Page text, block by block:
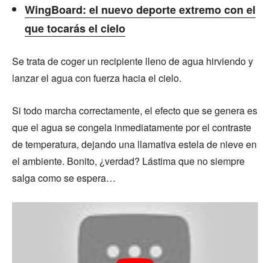
WingBoard: el nuevo deporte extremo con el
que tocarás el cielo
Se trata de coger un recipiente lleno de agua hirviendo y
lanzar el agua con fuerza hacia el cielo.
Si todo marcha correctamente, el efecto que se genera es
que el agua se congela inmediatamente por el contraste
de temperatura, dejando una llamativa estela de nieve en
el ambiente. Bonito, ¿verdad? Lástima que no siempre
salga como se espera…